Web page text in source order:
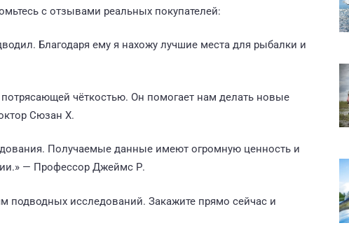
с отзывами реальных покупателей:
Благодаря ему я нахожу лучшие места для рыбалки и
чёткостью. Он помогает нам делать новые
Сюзан Х.
Получаемые данные имеют огромную ценность и
— Профессор Джеймс Р.
подводных исследований. Закажите прямо сейчас и